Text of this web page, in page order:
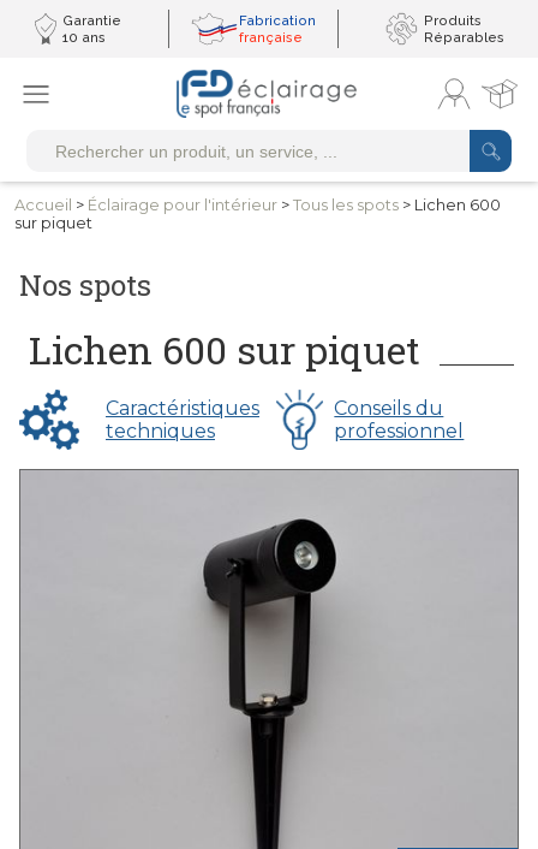
Garantie
10 ans
Fabrication
française
Produits
Réparables
Accueil > Éclairage pour l'intérieur > Tous les spots > Lichen 600
sur piquet
Nos spots
Lichen 600 sur piquet
Caractéristiques
techniques
Conseils du
professionnel